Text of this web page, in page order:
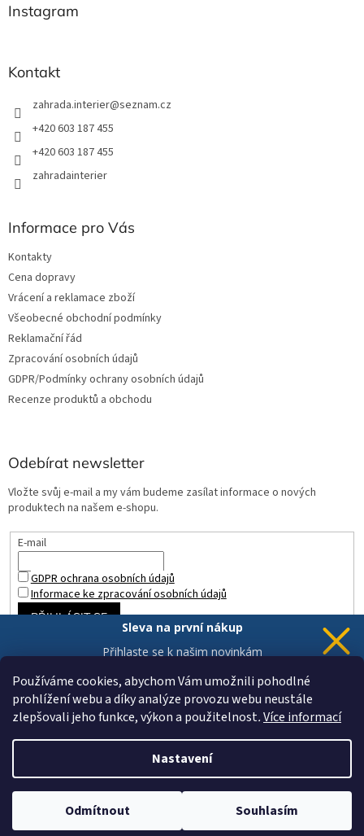
Používáme cookies, abychom Vám umožnili pohodlné
prohlížení webu a díky analýze provozu webu neustále
zlepšovali jeho funkce, výkon a použitelnost.Více informací
Nastavení
Odmítnout Souhlasím
Instagram
Kontakt
zahrada.interier@seznam.cz
+420 603 187 455
+420 603 187 455
zahradainterier
Informace pro Vás
Kontakty
Cena dopravy
Vrácení a reklamace zboží
Všeobecné obchodní podmínky
Reklamační řád
Zpracování osobních údajů
GDPR/Podmínky ochrany osobních údajů
Recenze produktů a obchodu
Odebírat newsletter
Vložte svůj e-mail a my vám budeme zasílat informace o nových
produktech na našem e-shopu.
E-mail
GDPR ochrana osobních údajů
Informace ke zpracování osobních údajů
PŘIHLÁSIT SE
Vytvořil Shoptet
Copyright 2026ZAHRADA a INTERIÉR. Všechna práva vyhrazena.
Upravit nastavení cookies
Sleva na první nákup
Přihlaste se k našim novinkám
Chci novinky a slevu
Vaše data jsou u nás v bezpečí.